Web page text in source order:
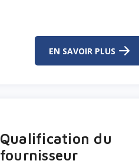
EN SAVOIR PLUS
Qualification du
fournisseur